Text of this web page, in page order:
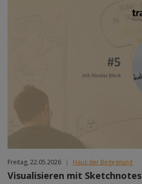
Freitag, 22.05.2026 | Haus der Begegnung
Visualisieren mit Sketchnotes